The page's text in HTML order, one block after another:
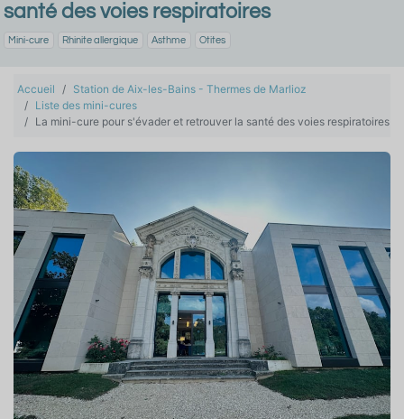
santé des voies respiratoires
Mini-cure Rhinite allergique Asthme Otites
Accueil
Station de Aix-les-Bains - Thermes de Marlioz
Liste des mini-cures
La mini-cure pour s'évader et retrouver la santé des voies respiratoires